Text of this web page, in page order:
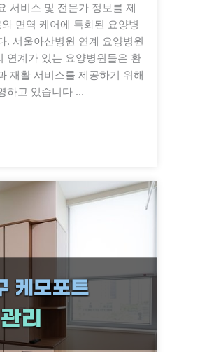
서비스 및 전문가 정보를 제
면역 케어에 특화된 요양병
. 서울아산병원 연계 요양병원
연계가 있는 요양병원들은 환
재활 서비스를 제공하기 위해
하고 있습니다 …